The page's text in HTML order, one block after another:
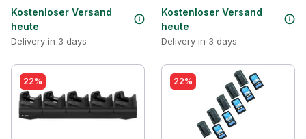
Kostenloser Versand
heute
Delivery in 3 days
Kostenloser Versand
heute
Delivery in 3 days
22% 22%